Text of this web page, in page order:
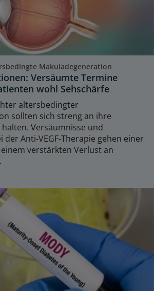
Makuladegeneration
Versäumte Termine
wohl Sehschärfe
altersbedingter
sollten sich streng an ihre
Versäumnisse und
der Anti-VEGF-Therapie gehen einer
verstärkten Verlust an